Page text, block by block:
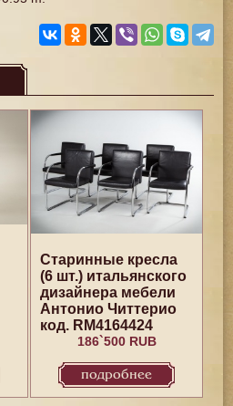
Старинные кресла
(6 шт.) итальянского
дизайнера мебели
Антонио Читтерио
код. RM4164424
186`500 RUB
подробнее